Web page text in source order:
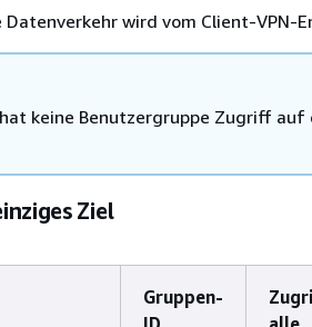
wird vom Client-VPN-
keine Benutzergruppe Zugriff
Ziel
Gruppen-